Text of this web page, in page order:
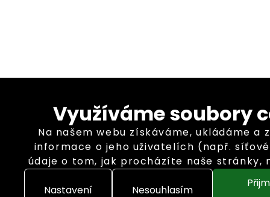
Využíváme soubory
Na našem webu získáváme, ukládáme a
informace o jeho uživatelích (např.
údaje o tom, jak procházíte naše stránky,
vás zajímá). K tomuto účelu využíváme
které nám pomáhají zkvalitnit naše
Nastavení Nesouhlasím